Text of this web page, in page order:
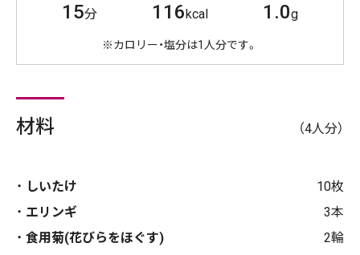
15分 116kcal 1.0g
※カロリー・塩分は1人分です。
材料 （4人分）
しいたけ
10枚
エリンギ
3本
食用菊(花びらをほぐす)
2輪